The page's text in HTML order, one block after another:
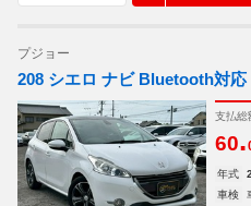
プジョー
208 シエロ ナビ Bluetooth対
支払総
60.
年式
車検